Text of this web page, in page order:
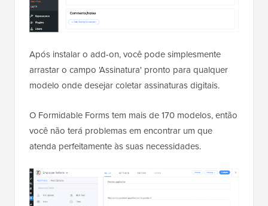
Após instalar o add-on, você pode simplesmente
arrastar o campo 'Assinatura' pronto para qualquer
modelo onde desejar coletar assinaturas digitais.
O Formidable Forms tem mais de 170 modelos, então
você não terá problemas em encontrar um que
atenda perfeitamente às suas necessidades.